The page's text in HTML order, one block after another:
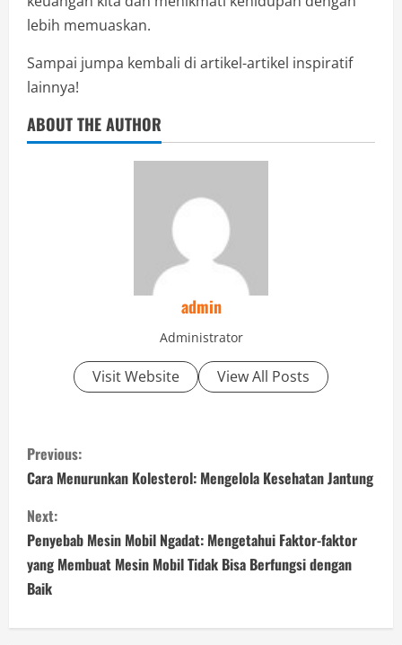
lebih memuaskan.
Sampai jumpa kembali di artikel-artikel inspiratif
lainnya!
ABOUT THE AUTHOR
admin
Administrator
Visit Website View All Posts
C
o
n
t
i
n
Previous:
Cara Menurunkan Kolesterol: Mengelola Kesehatan Jantung
Next:
Penyebab Mesin Mobil Ngadat: Mengetahui Faktor-faktor
yang Membuat Mesin Mobil Tidak Bisa Berfungsi dengan
Baik